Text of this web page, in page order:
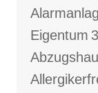
Eigentum